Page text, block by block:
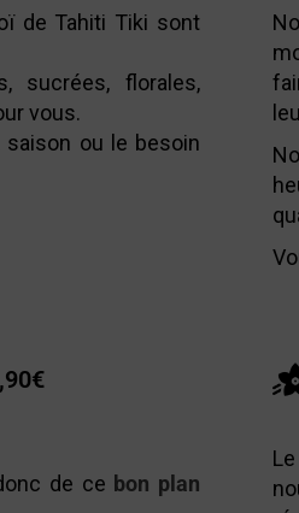
de Tahiti Tiki sont
sucrées, florales,
vous.
saison ou le besoin
de ce bon plan